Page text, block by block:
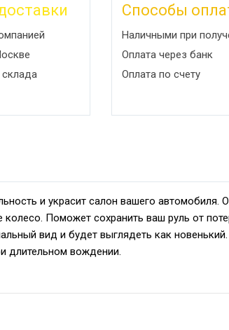
Способы
Наличными при
Оплата через банк
Оплата по счету
и украсит салон вашего автомобиля.
Поможет сохранить ваш руль от
вид и будет выглядеть как новенький.
длительном вождении.